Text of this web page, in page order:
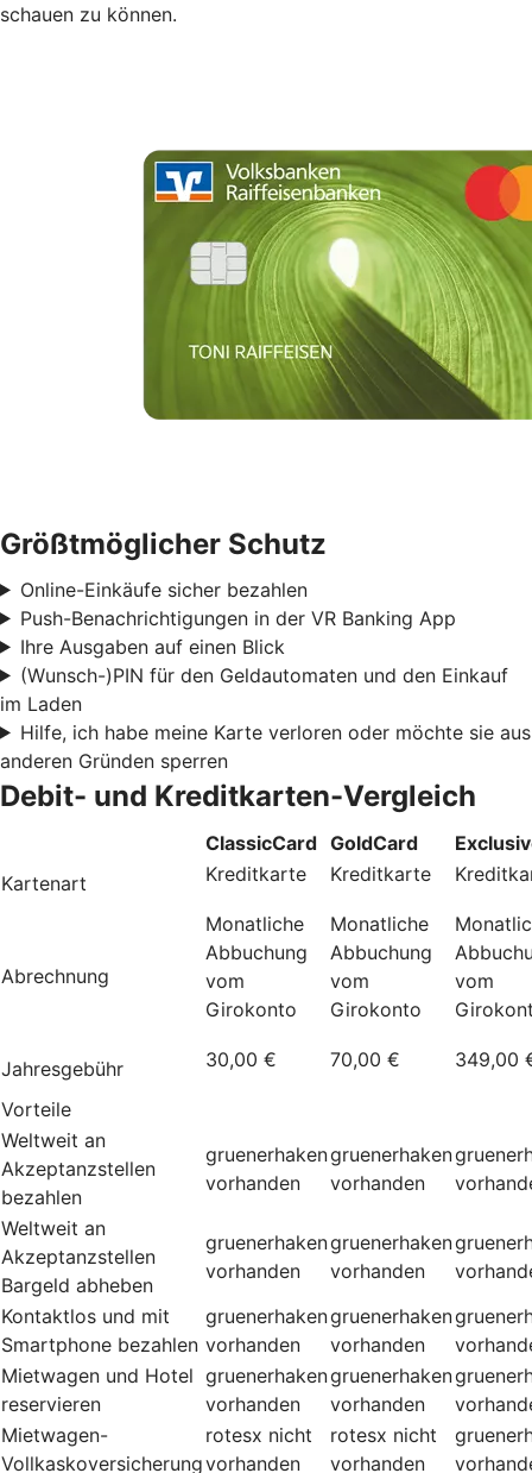
schauen zu können.
Größtmöglicher Schutz
Online-Einkäufe sicher bezahlen
Push-Benachrichtigungen in der VR Banking App
Ihre Ausgaben auf einen Blick
(Wunsch-)PIN für den Geldautomaten und den Einkauf
im Laden
Hilfe, ich habe meine Karte verloren oder möchte sie aus
anderen Gründen sperren
Debit- und Kreditkarten-Vergleich
ClassicCard GoldCard
Kartenart
Kreditkarte Kreditkarte
Abrechnung
Monatliche
Abbuchung
vom
Girokonto
Monatliche
Abbuchung
vom
Girokonto
vom
Jahresgebühr 30,00 € 70,00 € 349,00
Vorteile
Weltweit an
Akzeptanzstellen
bezahlen
gruenerhaken
vorhanden
gruenerhaken
vorhanden
Weltweit an
Akzeptanzstellen
Bargeld abheben
gruenerhaken
vorhanden
gruenerhaken
vorhanden
Kontaktlos und mit
Smartphone bezahlen
gruenerhaken
vorhanden
gruenerhaken
vorhanden
Mietwagen und Hotel
reservieren
gruenerhaken
vorhanden
gruenerhaken
vorhanden
Mietwagen-
Vollkaskoversicherung
rotesx nicht
vorhanden
rotesx nicht
vorhanden